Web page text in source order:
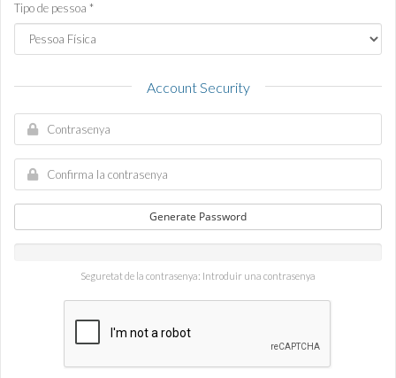
Tipo de pessoa *
Account Security
Generate Password
Seguretat de la contrasenya: Introduir una contrasenya